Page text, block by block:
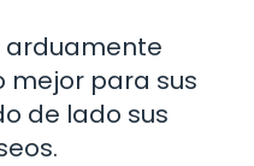
arduamente
mejor para sus
de lado sus